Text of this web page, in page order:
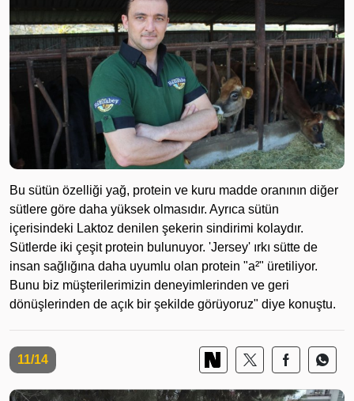
Bu sütün özelliği yağ, protein ve kuru madde oranının diğer
sütlere göre daha yüksek olmasıdır. Ayrıca sütün
içerisindeki Laktoz denilen şekerin sindirimi kolaydır.
Sütlerde iki çeşit protein bulunuyor. 'Jersey' ırkı sütte de
insan sağlığına daha uyumlu olan protein "a²" üretiliyor.
Bunu biz müşterilerimizin deneyimlerinden ve geri
dönüşlerinden de açık bir şekilde görüyoruz" diye konuştu.
11/14